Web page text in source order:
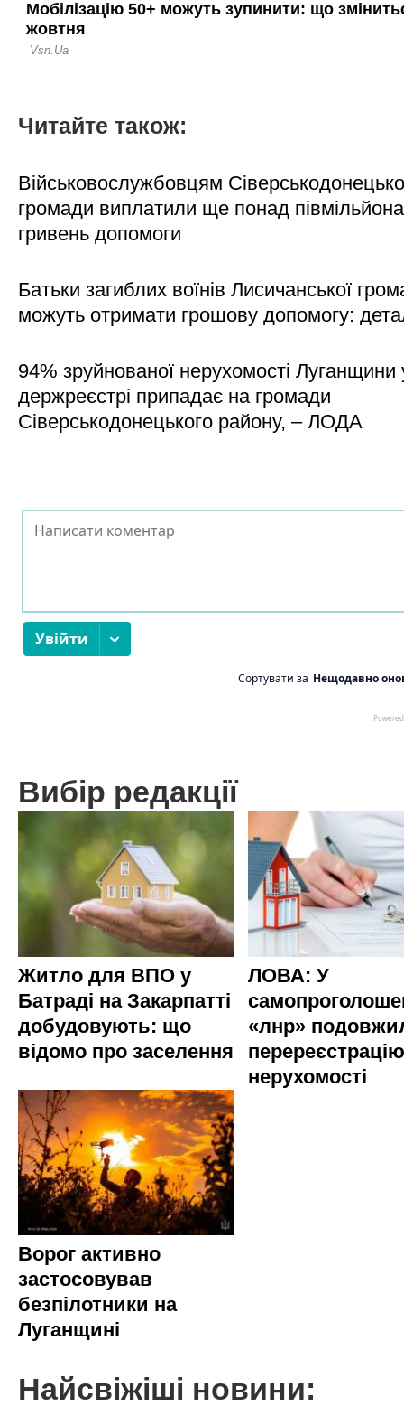
Читайте також:
Військовослужбовцям
громади виплатили ще понад півмільйона
гривень допомоги
Батьки загиблих воїнів Лисичанської
можуть отримати грошову допомогу:
94% зруйнованої нерухомості Луганщини
держреєстрі припадає на громади
Сіверськодонецького району, – ЛОДА
Вибір редакції
Житло для ВПО у
Батраді на Закарпатті
добудовують: що
відомо про заселення
ЛОВА: У
«лнр»
перереєстрацію
нерухомості
Ворог активно
застосовував
безпілотники на
Луганщині
Найсвіжіші новини: